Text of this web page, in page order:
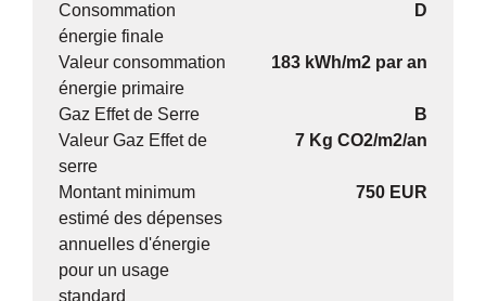
Consommation
énergie finale
D
Valeur consommation
énergie primaire
183 kWh/m2 par an
Gaz Effet de Serre
B
Valeur Gaz Effet de
serre
7 Kg CO2/m2/an
Montant minimum
estimé des dépenses
annuelles d'énergie
pour un usage
standard
750 EUR